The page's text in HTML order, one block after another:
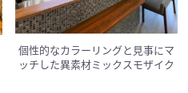
個性的なカラーリングと見事にマ
ッチした異素材ミックスモザイク